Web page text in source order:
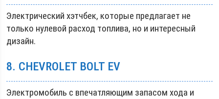
Электрический хэтчбек, которые предлагает не
только нулевой расход топлива, но и интересный
дизайн.
8. CHEVROLET BOLT EV
Электромобиль с впечатляющим запасом хода и